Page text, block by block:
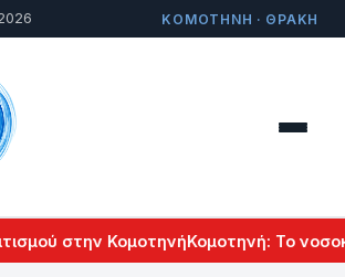
ΚΟΜΟΤΗΝΗ · ΘΡΑΚΗ
στην ΚομοτηνήΚομοτηνή: Το